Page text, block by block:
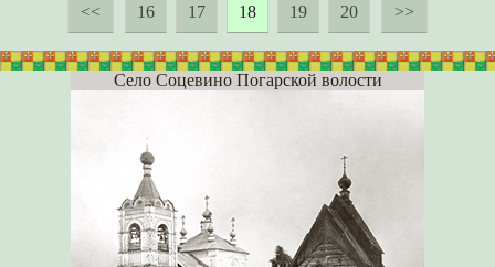
<< 16 17 18 19 20 >>
Село Соцевино Погарской волости